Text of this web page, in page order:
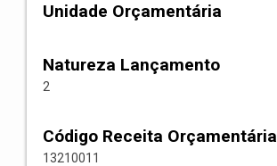
Unidade Orçamentária
Natureza Lançamento
2
Código Receita Orçamentária
13210011